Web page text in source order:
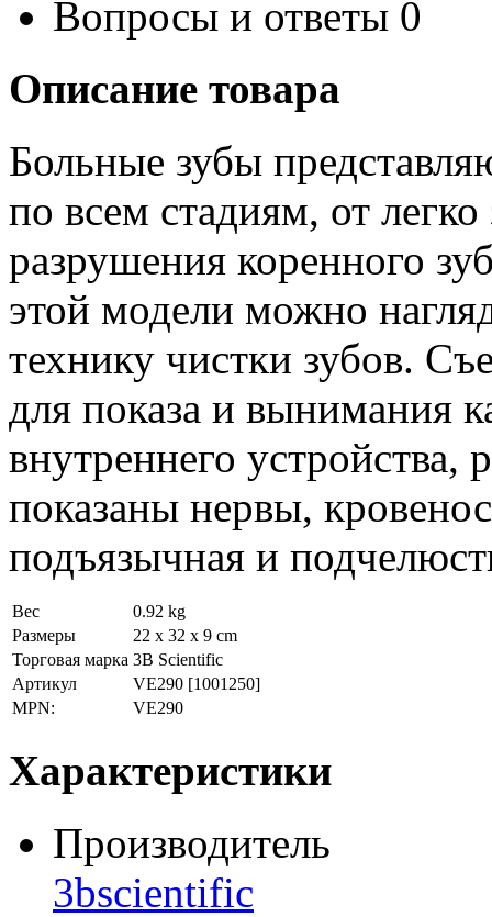
Вопросы и ответы 0
Описание товара
Больные зубы
по всем стадиям, от
разрушения коренного
этой модели можно
технику чистки зубов.
для показа и вынимания
внутреннего устройства,
показаны нервы,
подъязычная и
Вес
0.92 kg
Размеры
22 x 32 x 9 cm
Торговая марка 3B Scientific
Артикул
VE290 [1001250]
MPN:
VE290
Характеристики
Производитель
3bscientific